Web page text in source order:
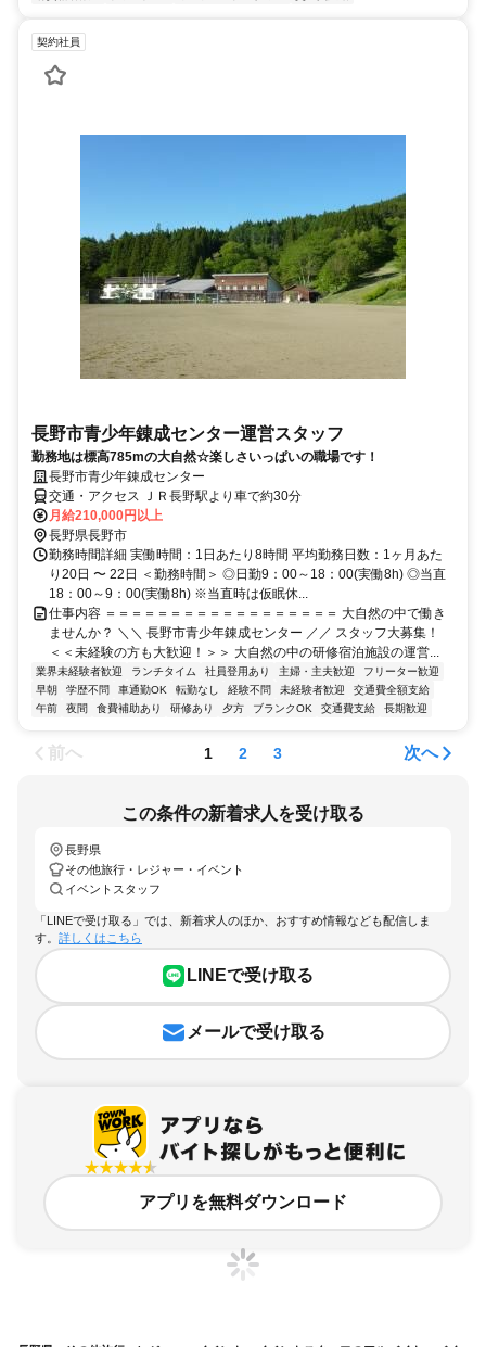
契約社員
長野市青少年錬成センター運営スタッフ
勤務地は標高785mの大自然☆楽しさいっぱいの職場です！
長野市青少年錬成センター
交通・アクセス ＪＲ長野駅より車で約30分
月給210,000円以上
長野県長野市
勤務時間詳細 実働時間：1日あたり8時間 平均勤務日数：1ヶ月あた
り20日 〜 22日 ＜勤務時間＞ ◎日勤9：00～18：00(実働8h) ◎当直
18：00～9：00(実働8h) ※当直時は仮眠休...
仕事内容 ＝＝＝＝＝＝＝＝＝＝＝＝＝＝＝＝＝＝ 大自然の中で働き
ませんか？ ＼＼ 長野市青少年錬成センター ／／ スタッフ大募集！
＜＜未経験の方も大歓迎！＞＞ 大自然の中の研修宿泊施設の運営...
業界未経験者歓迎 ランチタイム 社員登用あり 主婦・主夫歓迎
フリーター歓迎
早朝
学歴不問 車通勤OK 転勤なし 経験不問 未経験者歓迎
交通費全額支給
午前
夜間 食費補助あり 研修あり 夕方 ブランクOK 交通費支給 長期歓迎
前へ 1 2 3 次へ
この条件の新着求人を受け取る
長野県
その他旅行・レジャー・イベント
イベントスタッフ
「LINEで受け取る」では、新着求人のほか、おすすめ情報なども配信しま
す。 詳しくはこちら
LINEで受け取る
メールで受け取る
アプリを無料ダウンロード